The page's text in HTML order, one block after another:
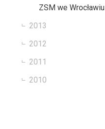
ZSM we Wrocławiu
2013
2012
2011
2010